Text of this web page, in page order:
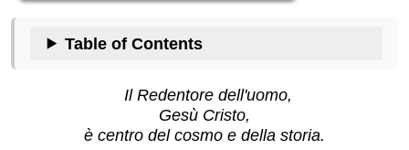
Table of Contents
Il Redentore dell'uomo,
Gesù Cristo,
è centro del cosmo e della storia.